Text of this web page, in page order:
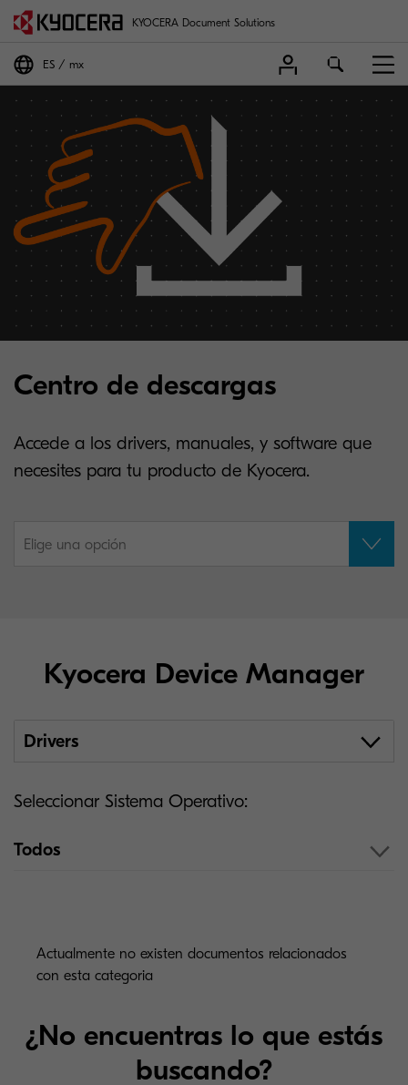
KYOCERA Document Solutions
ES mx
Centro de descargas
Accede a los drivers, manuales, y software que
necesites para tu producto de Kyocera.
Elige una opción
Kyocera Device Manager
Drivers
Seleccionar Sistema Operativo:
Todos
Actualmente no existen documentos relacionados
con esta categoria
¿No encuentras lo que estás
buscando?